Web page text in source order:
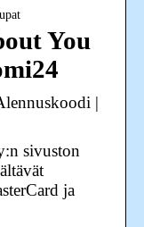
You
|
sivuston
ja